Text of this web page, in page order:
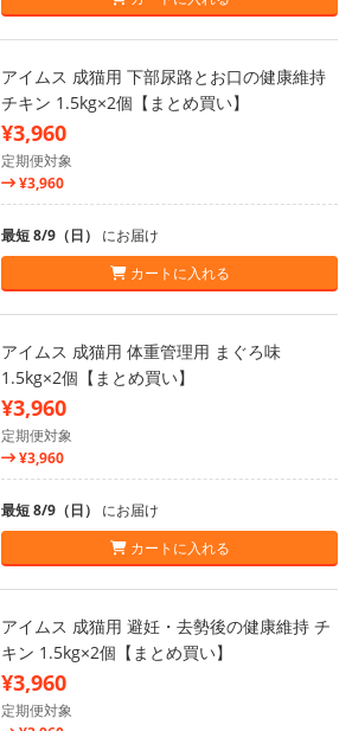
アイムス 成猫用 下部尿路とお口の健康維持
チキン 1.5kg×2個【まとめ買い】
¥3,960
定期便対象
¥3,960
最短 8/9（日） にお届け
カートに入れる
アイムス 成猫用 体重管理用 まぐろ味
1.5kg×2個【まとめ買い】
¥3,960
定期便対象
¥3,960
最短 8/9（日） にお届け
カートに入れる
アイムス 成猫用 避妊・去勢後の健康維持 チ
キン 1.5kg×2個【まとめ買い】
¥3,960
定期便対象